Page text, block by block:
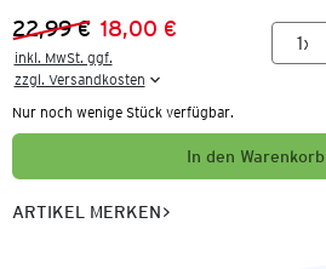
Vorheriger Preis:
22,99 €
Neuer Preis:18,00 €
inkl. MwSt. ggf.
zzgl. Versandkosten
Nur noch wenige Stück verfügbar.
In den Warenkorb
ARTIKEL MERKEN